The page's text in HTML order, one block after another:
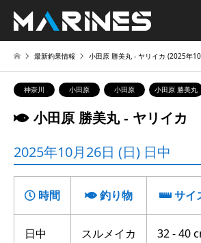
最新釣果情報 小田原 勝美丸 ‐ ヤリイカ (2025年
神奈川 小田原 小田原 小田原 勝美丸
小田原 勝美丸 ‐ ヤリイカ
2025年10月26日 (日) 日中
時間 釣り物 サイ
日中 スルメイカ 32 - 40